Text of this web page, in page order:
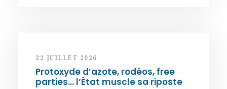
22 JUILLET 2026
Protoxyde d’azote, rodéos, free
parties… l’État muscle sa riposte